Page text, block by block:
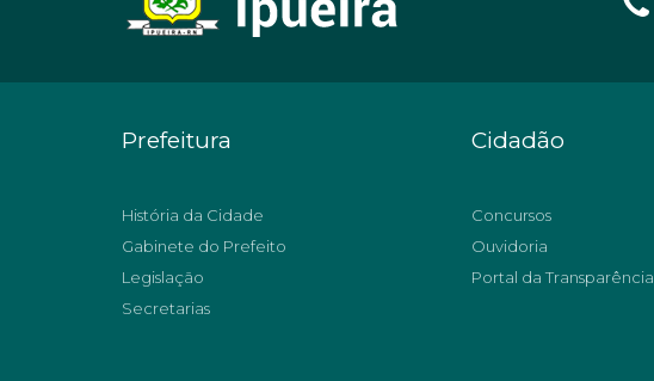
Prefeitura
História da Cidade
Gabinete do Prefeito
Legislação
Secretarias
Cidadão
Concursos
Ouvidoria
Portal da Transparência